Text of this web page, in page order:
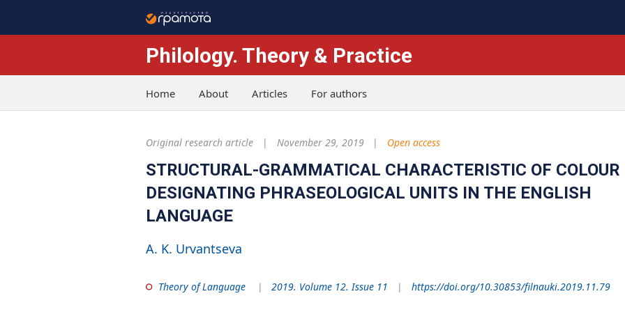
Philology. Theory & Practice
Home About Articles For authors
Original research article November 29, 2019 Open access
STRUCTURAL-GRAMMATICAL CHARACTERISTIC OF COLOUR
DESIGNATING PHRASEOLOGICAL UNITS IN THE ENGLISH
LANGUAGE
A. K. Urvantseva
Theory of Language 2019. Volume 12. Issue 11 https://doi.org/10.30853/filnauki.2019.11.79